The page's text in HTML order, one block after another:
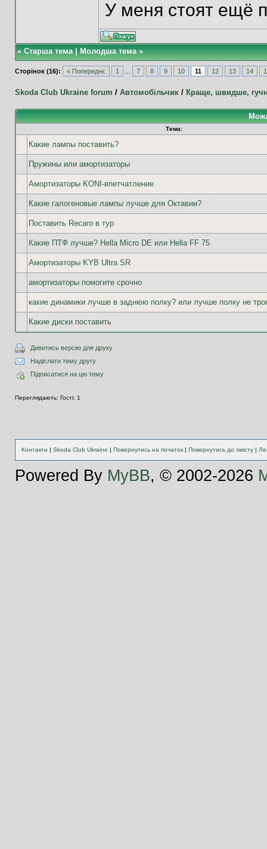
У меня стоят ещё
«Старша тема|Молодша тема»
Сторінок (16): « Попереднє 1 7 8 9 10 11 12 13 14
Skoda Club Ukraine forum / Автомобільчик/ Краще, швидше,
Тема:
Какие лампы поставить?
Пружины или амортизаторы
Амортизаторы KONI-впетчатление
Какие галогеновые лампы лучше для Октавии?
Поставить Recaro в тур
Какие ПТФ лучше? Hella Micro DE или Hella FF 75
Амортизаторы KYB Ultra SR
амортизаторы помогите срочно
какие динамики лучше в заднюю полку? или лучше полку не
Какие диски поставить
Дивитись версію для друку
Надіслати тему другу
Підписатися на цю тему
Переглядають: Гості: 1
Контакти | Skoda Club Ukraine | Повернутись на початок| Повернутись до змісту|
Powered By MyBB, © 2002-2026